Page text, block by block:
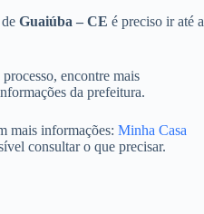
Guaiúba – CE é preciso ir até a
encontre mais
da prefeitura.
mais informações: Minha Casa
consultar o que precisar.